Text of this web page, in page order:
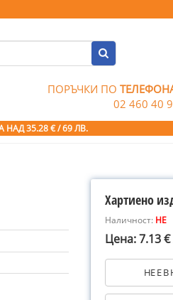
ПОРЪЧКИ ПО
02 460 40
НАД 35.28 € / 69 ЛВ.
Хартиено
Наличност: НЕ
Цена: 7.13
НЕ Е